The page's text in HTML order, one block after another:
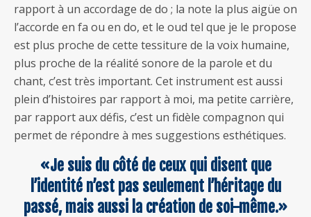
rapport à un accordage de do ; la note la plus aigüe on
l’accorde en fa ou en do, et le oud tel que je le propose
est plus proche de cette tessiture de la voix humaine,
plus proche de la réalité sonore de la parole et du
chant, c’est très important. Cet instrument est aussi
plein d’histoires par rapport à moi, ma petite carrière,
par rapport aux défis, c’est un fidèle compagnon qui
permet de répondre à mes suggestions esthétiques.
«Je suis du côté de ceux qui disent que
l’identité n’est pas seulement l’héritage du
passé, mais aussi la création de soi-même.»